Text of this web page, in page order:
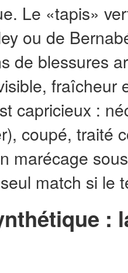
Le «tapis»
ou de
de blessures
fraîcheur
capricieux :
coupé, traité
marécage
match si le
: